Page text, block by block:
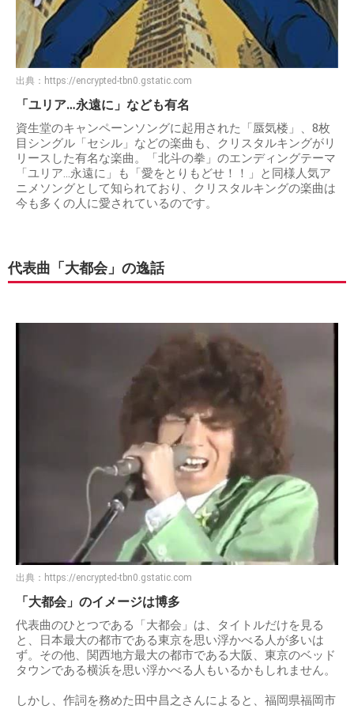
出典： https://encrypted-tbn0.gstatic.com
「ユリア…永遠に」なども有名
資生堂のキャンペーンソングに起用された「蜃気楼」、8枚
目シングル「セシル」などの楽曲も、クリスタルキングがリ
リースした有名な楽曲。「北斗の拳」のエンディングテーマ
「ユリア…永遠に」も「愛をとりもどせ！！」と同様人気ア
ニメソングとして知られており、クリスタルキングの楽曲は
今も多くの人に愛されているのです。
代表曲「大都会」の逸話
出典： https://encrypted-tbn0.gstatic.com
「大都会」のイメージは博多
代表曲のひとつである「大都会」は、タイトルだけを見る
と、日本最大の都市である東京を思い浮かべる人が多いは
ず。その他、関西地方最大の都市である大阪、東京のベッド
タウンである横浜を思い浮かべる人もいるかもしれません。
しかし、作詞を務めた田中昌之さんによると、福岡県福岡市